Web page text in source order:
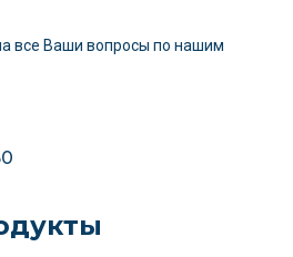
все Ваши вопросы по нашим